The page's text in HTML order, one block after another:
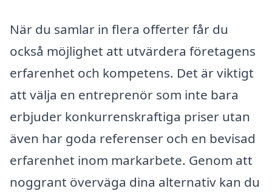
När du samlar in flera offerter får du
också möjlighet att utvärdera företagens
erfarenhet och kompetens. Det är viktigt
att välja en entreprenör som inte bara
erbjuder konkurrenskraftiga priser utan
även har goda referenser och en bevisad
erfarenhet inom markarbete. Genom att
noggrant överväga dina alternativ kan du